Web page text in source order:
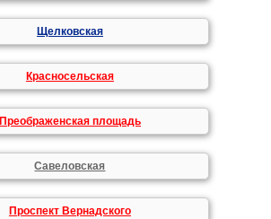
Щелковская
Красносельская
Преображенская площадь
Савеловская
Проспект Вернадского